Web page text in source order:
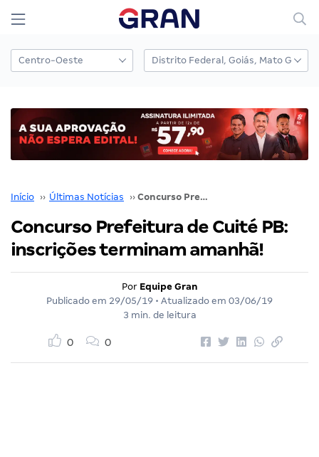
Início ›› Últimas Notícias ›› Concurso Prefeitura de Cuité PB: inscrições terminam amanhã!
Concurso Prefeitura de Cuité PB:
inscrições terminam amanhã!
Por Equipe Gran
Publicado em 29/05/19 • Atualizado em 03/06/19
3 min. de leitura
0 0